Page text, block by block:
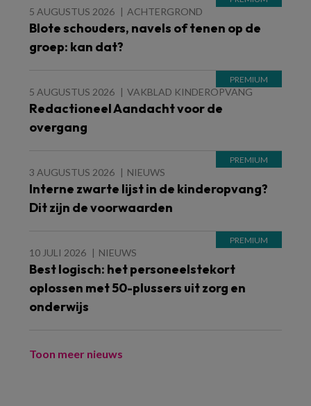
5 AUGUSTUS 2026 ACHTERGROND
Blote schouders, navels of tenen op de
groep: kan dat?
5 AUGUSTUS 2026 VAKBLAD KINDEROPVANG
Redactioneel Aandacht voor de
overgang
3 AUGUSTUS 2026 NIEUWS
Interne zwarte lijst in de kinderopvang?
Dit zijn de voorwaarden
10 JULI 2026 NIEUWS
Best logisch: het personeelstekort
oplossen met 50-plussers uit zorg en
onderwijs
Toon meer nieuws